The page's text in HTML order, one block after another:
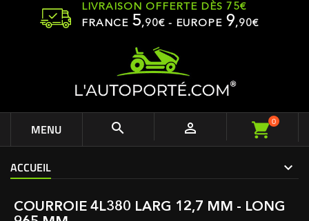
LIVRAISON OFFERTE DÈS 75€
FRANCE 5,90€ - EUROPE 9,90€
MENU   0
ACCUEIL
COURROIE 4L380 LARG 12,7 MM - LONG